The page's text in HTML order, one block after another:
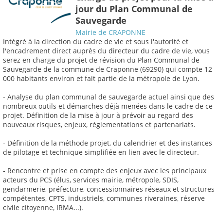
jour du Plan Communal de
Sauvegarde
Mairie de CRAPONNE
Intégré à la direction du cadre de vie et sous l'autorité et
l'encadrement direct auprès du directeur du cadre de vie, vous
serez en charge du projet de révision du Plan Communal de
Sauvegarde de la commune de Craponne (69290) qui compte 12
000 habitants environ et fait partie de la métropole de Lyon.
- Analyse du plan communal de sauvegarde actuel ainsi que des
nombreux outils et démarches déjà menées dans le cadre de ce
projet. Définition de la mise à jour à prévoir au regard des
nouveaux risques, enjeux, réglementations et partenariats.
- Définition de la méthode projet, du calendrier et des instances
de pilotage et technique simplifiée en lien avec le directeur.
- Rencontre et prise en compte des enjeux avec les principaux
acteurs du PCS (élus, services mairie, métropole, SDIS,
gendarmerie, préfecture, concessionnaires réseaux et structures
compétentes, CPTS, industriels, communes riveraines, réserve
civile citoyenne, IRMA...).